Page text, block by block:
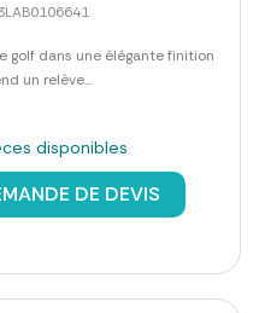
golf dans une élégante finition
un relève...
disponibles
DE DEVIS